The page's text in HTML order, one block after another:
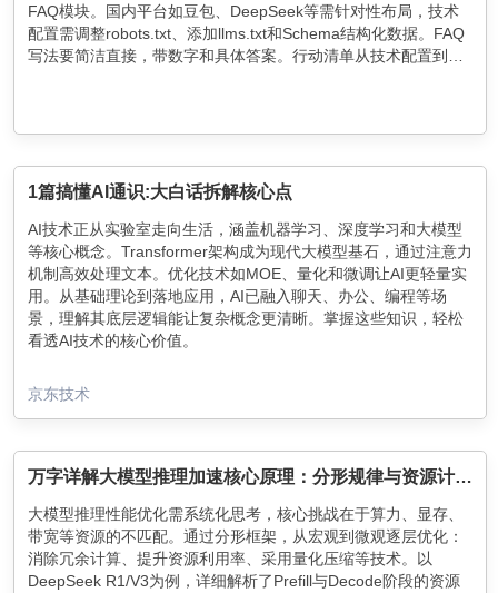
FAQ模块。国内平台如豆包、DeepSeek等需针对性布局，技术
配置需调整robots.txt、添加llms.txt和Schema结构化数据。FAQ
写法要简洁直接，带数字和具体答案。行动清单从技术配置到内
1篇搞懂AI通识:大白话拆解核心点
AI技术正从实验室走向生活，涵盖机器学习、深度学习和大模型
等核心概念。Transformer架构成为现代大模型基石，通过注意力
机制高效处理文本。优化技术如MOE、量化和微调让AI更轻量实
用。从基础理论到落地应用，AI已融入聊天、办公、编程等场
景，理解其底层逻辑能让复杂概念更清晰。掌握这些知识，轻松
看透AI技术的核心价值。
京东技术
万字详解大模型推理加速核心原理：分形规律与资源计算公式
大模型推理性能优化需系统化思考，核心挑战在于算力、显存、
带宽等资源的不匹配。通过分形框架，从宏观到微观逐层优化：
消除冗余计算、提升资源利用率、采用量化压缩等技术。以
DeepSeek R1/V3为例，详细解析了Prefill与Decode阶段的资源